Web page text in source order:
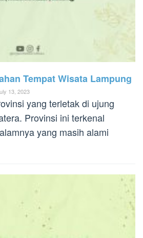
Tempat Wisata Lampung
13, 2023
yang terletak di ujung
Provinsi ini terkenal
yang masih alami